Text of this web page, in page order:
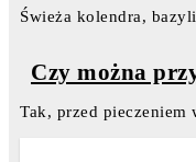
Świeża kolendra,
Czy można
Tak, przed pieczeniem